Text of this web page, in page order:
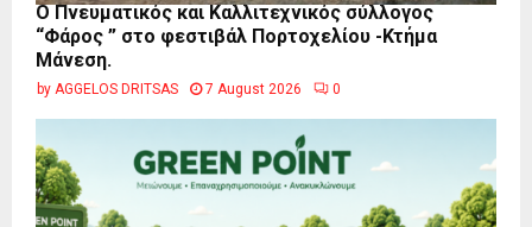
Ο Πνευματικός και Καλλιτεχνικός σύλλογος
“Φάρος ” στο φεστιβάλ Πορτοχελίου -Κτήμα
Μάνεση.
by AGGELOS DRITSAS 7 August 2026 0